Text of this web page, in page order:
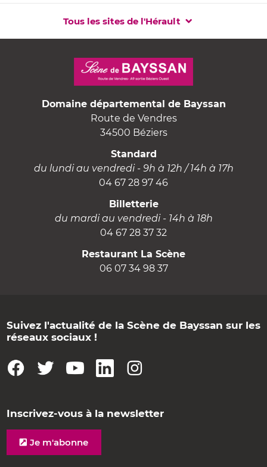
Tous les sites de l'Hérault
Domaine départemental de Bayssan
Route de Vendres
34500 Béziers
Standard
du lundi au vendredi - 9h à 12h / 14h à 17h
04 67 28 97 46
Billetterie
du mardi au vendredi - 14h à 18h
04 67 28 37 32
Restaurant La Scène
06 07 34 98 37
Suivez l'actualité de la Scène de Bayssan sur les
réseaux sociaux !
Inscrivez-vous à la newsletter
Je m'abonne